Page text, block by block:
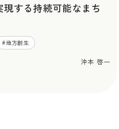
する持続可能なまち
#地方創生
沖本 啓一